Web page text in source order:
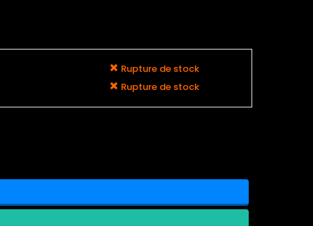
Rupture de stock
Rupture de stock